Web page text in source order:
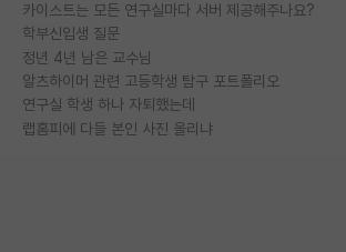
카이스트는 모든 연구실마다 서버 제공해주나요?
학부신입생 질문
정년 4년 남은 교수님
알츠하이머 관련 고등학생 탐구 포트폴리오
연구실 학생 하나 자퇴했는데
랩홈피에 다들 본인 사진 올리냐